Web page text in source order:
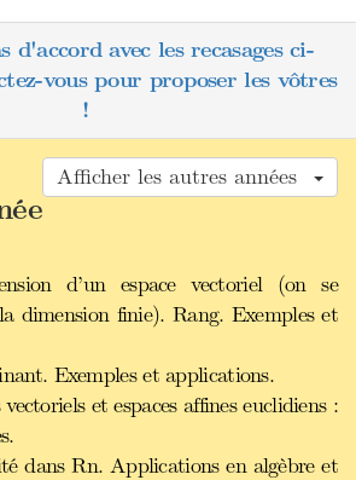
d'accord avec les recasages ci-
vous pour proposer les vôtres
!
Afficher les autres années
d’un espace vectoriel (on se
dimension finie). Rang. Exemples et
Exemples et applications.
vectoriels et espaces affines euclidiens :
dans Rn. Applications en algèbre et